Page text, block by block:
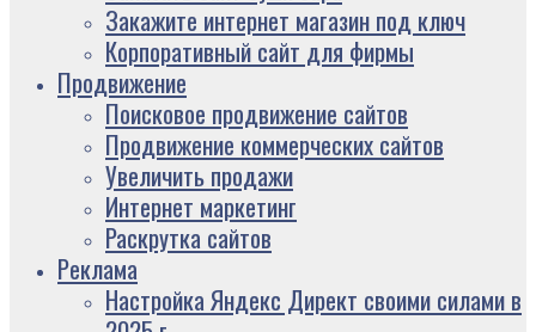
Закажите интернет магазин под ключ
Корпоративный сайт для фирмы
Продвижение
Поисковое продвижение сайтов
Продвижение коммерческих сайтов
Увеличить продажи
Интернет маркетинг
Раскрутка сайтов
Реклама
Настройка Яндекс Директ своими силами в